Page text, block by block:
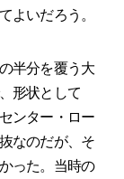
よいだろう。
半分を覆う大
形状として
ンター・ロー
なのだが、そ
った。当時の